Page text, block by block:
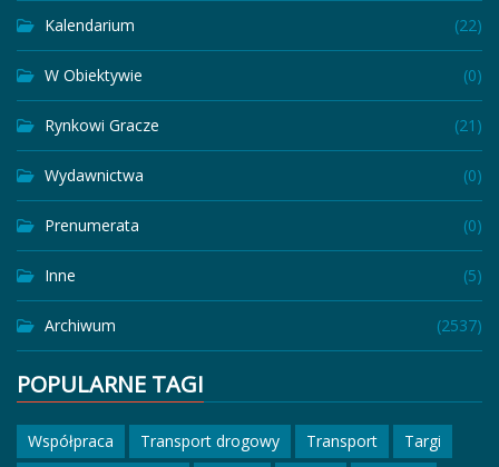
Kalendarium (22)
W Obiektywie (0)
Rynkowi Gracze (21)
Wydawnictwa (0)
Prenumerata (0)
Inne (5)
Archiwum (2537)
POPULARNE TAGI
Współpraca Transport drogowy Transport
Targi